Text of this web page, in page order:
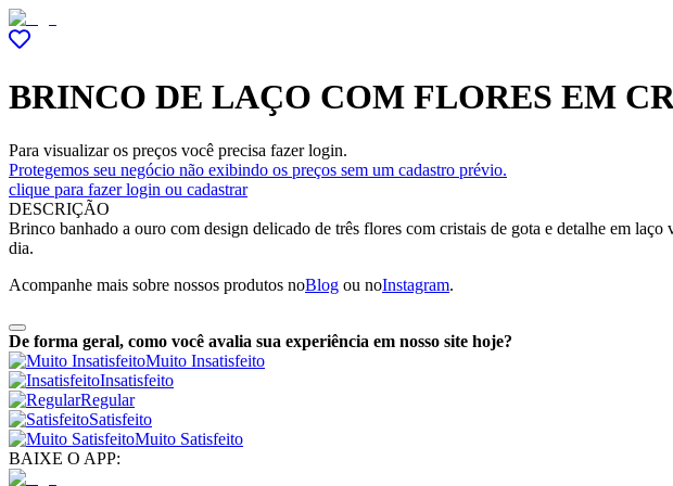
BRINCO DE LAÇO COM FLORES EM
Para visualizar os preços você precisa fazer login.
Protegemos seu negócio não exibindo os preços sem um cadastro prévio.
clique para fazer login ou cadastrar
DESCRIÇÃO
Brinco banhado a ouro com design delicado de três flores com cristais de gota e detalhe em
dia.
Acompanhe mais sobre nossos produtos noBlog ou noInstagram.
De forma geral, como você avalia sua experiência em nosso site hoje?
Muito Insatisfeito
Insatisfeito
Regular
Satisfeito
Muito Satisfeito
BAIXE O APP: